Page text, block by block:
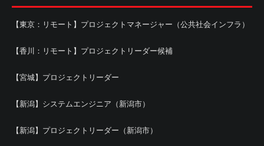
【東京：リモート】プロジェクトマネージャー（公共社会インフラ）
【香川：リモート】プロジェクトリーダー候補
【宮城】プロジェクトリーダー
【新潟】システムエンジニア（新潟市）
【新潟】プロジェクトリーダー（新潟市）